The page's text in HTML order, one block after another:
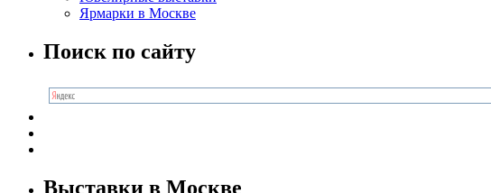
Ярмарки в Москве
Поиск по сайту
Выставки в Москве